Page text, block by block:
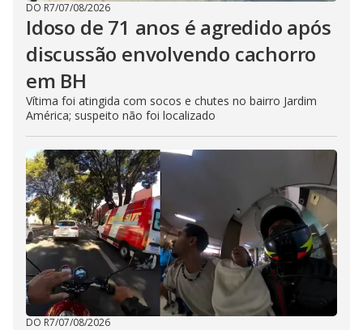
DO R7/07/08/2026
Idoso de 71 anos é agredido após
discussão envolvendo cachorro
em BH
Vítima foi atingida com socos e chutes no bairro Jardim
América; suspeito não foi localizado
DO R7/07/08/2026